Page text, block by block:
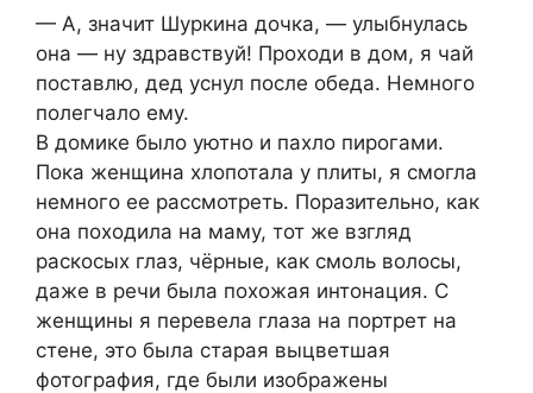
— А, значит Шуркина дочка, — улыбнулась
она — ну здравствуй! Проходи в дом, я чай
поставлю, дед уснул после обеда. Немного
полегчало ему.
В домике было уютно и пахло пирогами.
Пока женщина хлопотала у плиты, я смогла
немного ее рассмотреть. Поразительно, как
она походила на маму, тот же взгляд
раскосых глаз, чёрные, как смоль волосы,
даже в речи была похожая интонация. С
женщины я перевела глаза на портрет на
стене, это была старая выцветшая
фотография, где были изображены